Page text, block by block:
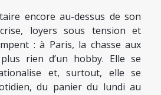
encore au-dessus de son
crise, loyers sous tension et
: à Paris, la chasse aux
rien d’un hobby. Elle se
et, surtout, elle se
du panier du lundi au